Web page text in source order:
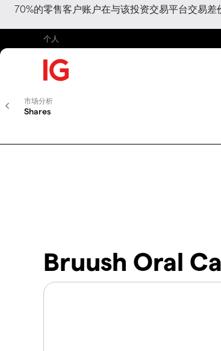
70%的零售客户账户在与该投资交易平台交易
个人
市场分析
Shares
Bruush Oral